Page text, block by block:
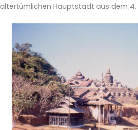
altertümlichen Hauptstadt aus dem 4.